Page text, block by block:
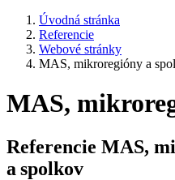
Úvodná stránka
Referencie
Webové stránky
MAS, mikroregióny a
MAS,
Referencie MAS,
a spolkov